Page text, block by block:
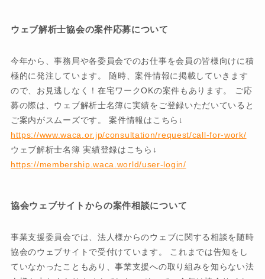
ウェブ解析士協会の案件応募について
今年から、事務局や各委員会でのお仕事を会員の皆様向けに積
極的に発注しています。 随時、案件情報に掲載していきます
ので、お見逃しなく！在宅ワークOKの案件もあります。 ご応
募の際は、ウェブ解析士名簿に実績をご登録いただいていると
ご案内がスムーズです。 案件情報はこちら↓
https://www.waca.or.jp/consultation/request/call-for-work/
ウェブ解析士名簿 実績登録はこちら↓
https://membership.waca.world/user-login/
協会ウェブサイトからの案件相談について
事業支援委員会では、法人様からのウェブに関する相談を随時
協会のウェブサイトで受付けています。 これまでは告知をし
ていなかったこともあり、事業支援への取り組みを知らない法